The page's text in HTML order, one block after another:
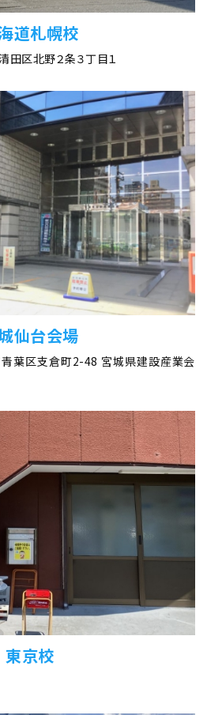
道札幌校
区北野２条３丁目１
仙台会場
葉区支倉町2-48 宮城県建設産業会
東京校